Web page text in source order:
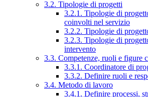
3.2. Tipologie di progetti
3.2.1. Tipologie di
coinvolti nel servizio
3.2.2. Tipologie di
3.2.3. Tipologie di
intervento
3.3. Competenze, ruoli e figure
3.3.1. Coordinatore di
3.3.2. Definire ruoli e
3.4. Metodo di lavoro
3.4.1. Definire processi,